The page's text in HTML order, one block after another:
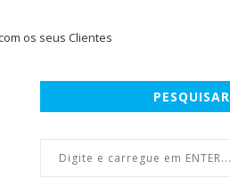
PESQUISAR